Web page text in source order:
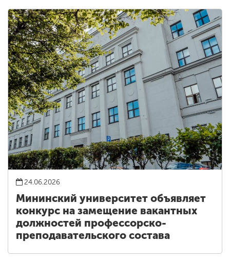
24.06.2026
Мининский университет объявляет
конкурс на замещение вакантных
должностей профессорско-
преподавательского состава